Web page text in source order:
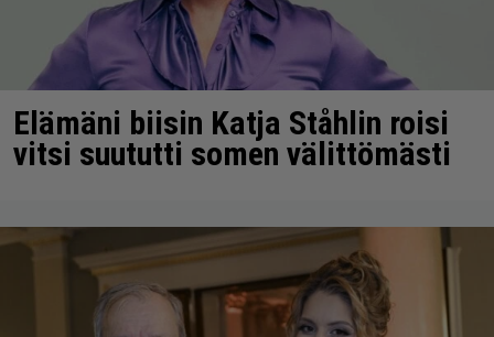
Elämäni biisin Katja Ståhlin roisi
vitsi suututti somen välittömästi